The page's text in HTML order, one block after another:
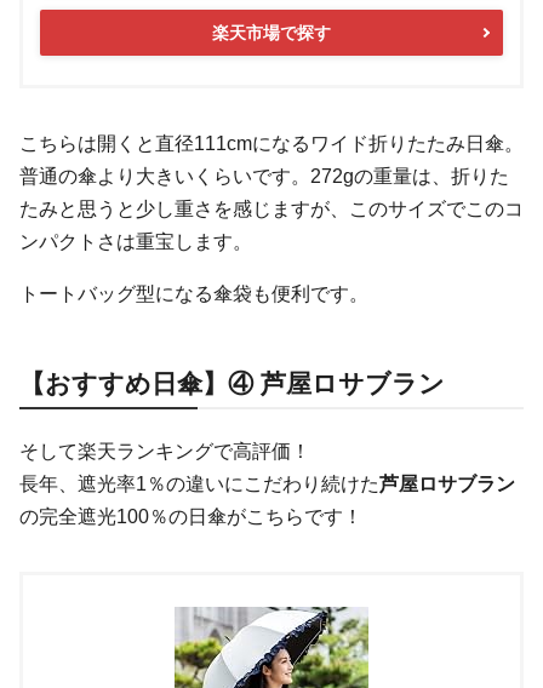
楽天市場で探す
こちらは開くと直径111cmになるワイド折りたたみ日傘。
普通の傘より大きいくらいです。272gの重量は、折りた
たみと思うと少し重さを感じますが、このサイズでこのコ
ンパクトさは重宝します。
トートバッグ型になる傘袋も便利です。
【おすすめ日傘】④ 芦屋ロサブラン
そして楽天ランキングで高評価！
長年、遮光率1％の違いにこだわり続けた芦屋ロサブラン
の完全遮光100％の日傘がこちらです！